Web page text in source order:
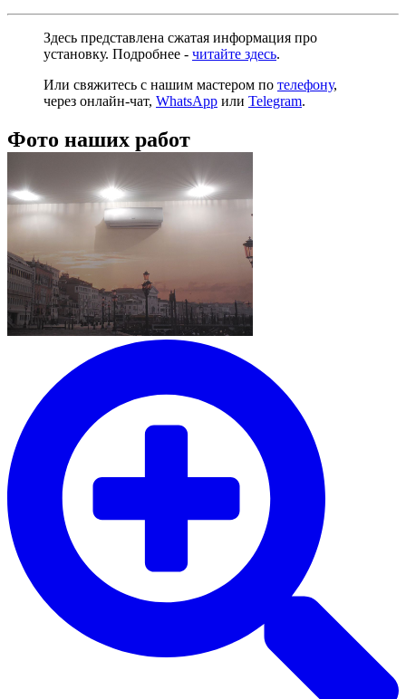
Здесь представлена сжатая информация про
установку. Подробнее - читайте здесь.
Или свяжитесь с нашим мастером по телефону,
через онлайн-чат, WhatsApp или Telegram.
Фото наших работ